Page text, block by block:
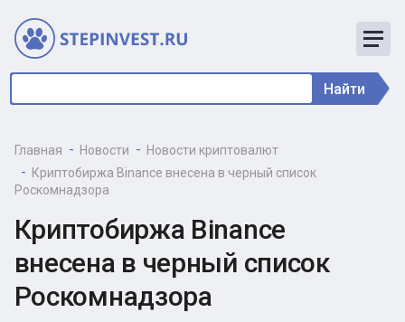
Найти
Главная Новости
Новости криптовалют
Криптобиржа Binance внесена в черный список
Роскомнадзора
Криптобиржа Binance
внесена в черный список
Роскомнадзора